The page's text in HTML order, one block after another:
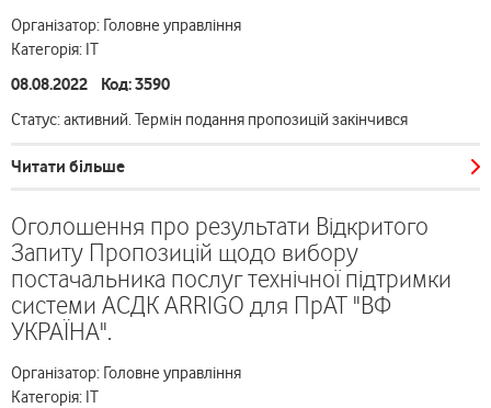
Організатор: Головне управління
Категорія: ІТ
08.08.2022 Код: 3590
Статус: активний. Термін подання пропозицій закінчився
Читати більше
Оголошення про результати Відкритого
Запиту Пропозицій щодо вибору
постачальника послуг технічної підтримки
системи АСДК ARRIGO для ПрАТ "ВФ
УКРАЇНА".
Організатор: Головне управління
Категорія: ІТ